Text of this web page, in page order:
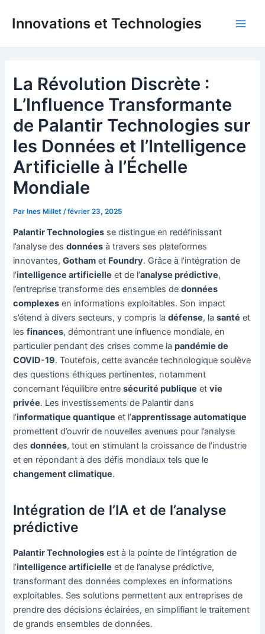
Innovations et Technologies
La Révolution Discrète :
L’Influence Transformante
de Palantir Technologies sur
les Données et l’Intelligence
Artificielle à l’Échelle
Mondiale
ParInes Millet /février 23, 2025
Palantir Technologies se distingue en redéfinissant
l’analyse desdonnées à travers ses plateformes
innovantes,Gotham et Foundry. Grâce à l’intégration de
l’intelligence artificielle et de l’analyse prédictive,
l’entreprise transforme des ensembles dedonnées
complexes en informations exploitables. Son impact
s’étend à divers secteurs, y compris ladéfense, lasanté et
lesfinances, démontrant une influence mondiale, en
particulier pendant des crises comme lapandémie de
COVID-19. Toutefois, cette avancée technologique soulève
des questions éthiques pertinentes, notamment
concernant l’équilibre entresécurité publique etvie
privée. Les investissements de Palantir dans
l’informatique quantique et l’apprentissage automatique
promettent d’ouvrir de nouvelles avenues pour l’analyse
desdonnées, tout en stimulant la croissance de l’industrie
et en répondant à des défis mondiaux tels que le
changement climatique.
Intégration de l’IA et de l’analyse
prédictive
Palantir Technologies est à la pointe de l’intégration de
l’intelligence artificielle et de l’analyse prédictive,
transformant des données complexes en informations
exploitables. Ses solutions permettent aux entreprises de
prendre des décisions éclairées, en simplifiant le traitement
de grands ensembles de données.